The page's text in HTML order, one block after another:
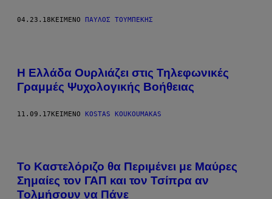
04.23.18 ΚΕΊΜΕΝΟ ΠΑΎΛΟΣ ΤΟΥΜΠΈΚΗΣ
Η Ελλάδα Ουρλιάζει στις Τηλεφωνικές
Γραμμές Ψυχολογικής Βοήθειας
11.09.17ΚΕΊΜΕΝΟ KOSTAS KOUKOUMAKAS
Το Καστελόριζο θα Περιμένει με Μαύρες
Σημαίες τον ΓΑΠ και τον Τσίπρα αν
Τολμήσουν να Πάνε